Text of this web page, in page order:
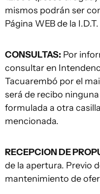
mismos podrán ser
Página WEB de la
CONSULTAS: Por
consultar en
Tacuarembó por el
será de recibo
formulada a otra
mencionada.
RECEPCION DE
de la apertura. Previo
mantenimiento de